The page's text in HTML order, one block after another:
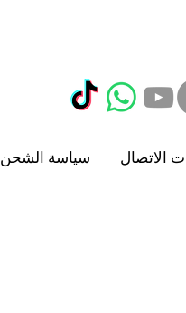
سياسة الشحن الاتصال